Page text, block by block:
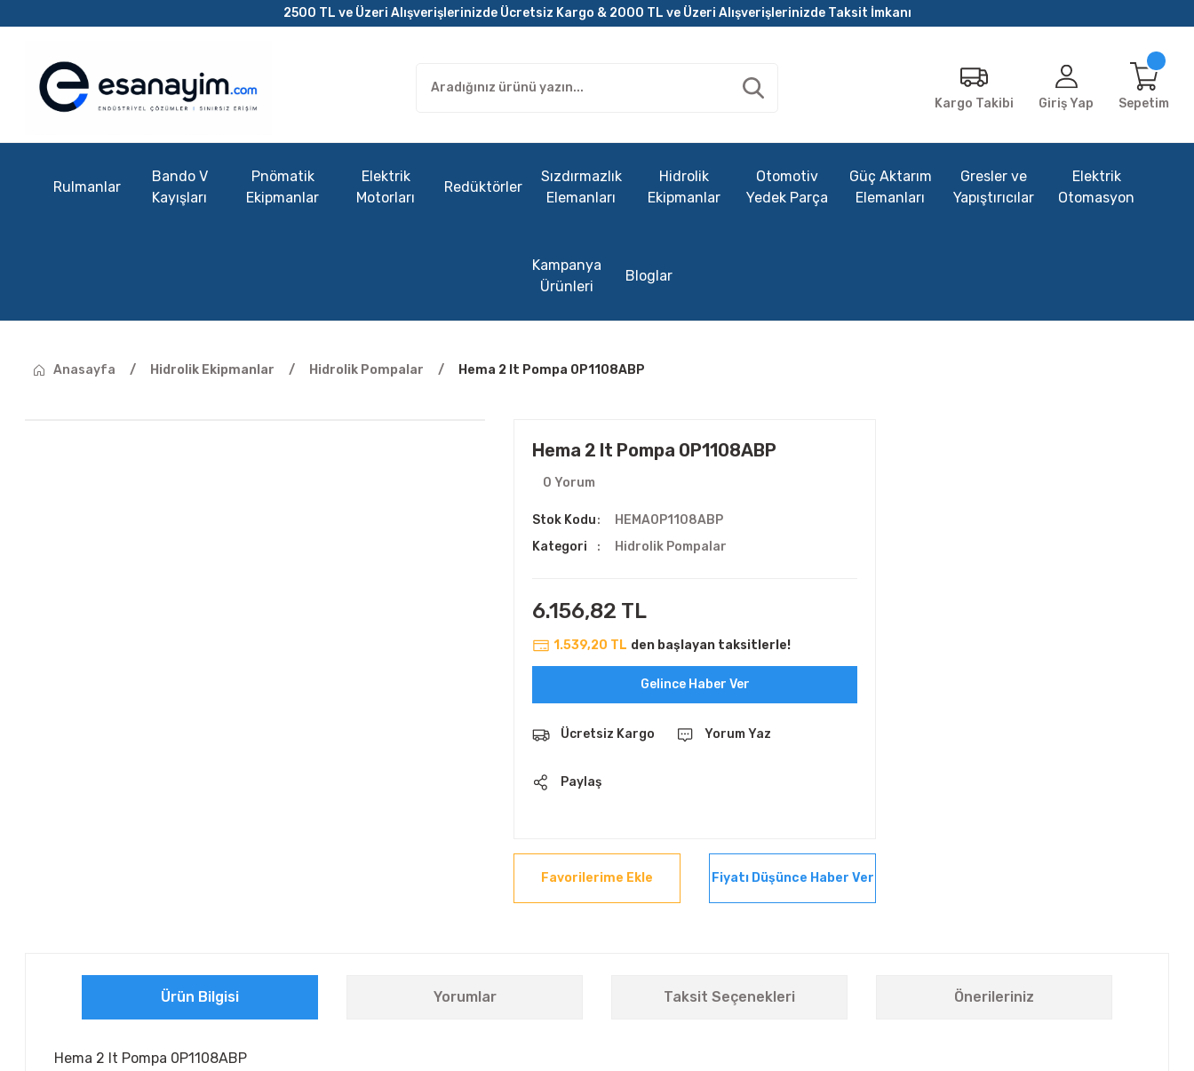
2500 TL ve Üzeri Alışverişlerinizde Ücretsiz Kargo & 2000 TL ve Üzeri Alışverişlerinizde Taksit İmkanı
Kargo Takibi Giriş Yap Sepetim
Rulmanlar
Bando V
Kayışları
Pnömatik
Ekipmanlar
Elektrik
Motorları
Redüktörler
Sızdırmazlık
Elemanları
Hidrolik
Ekipmanlar
Otomotiv
Yedek Parça
Güç Aktarım
Elemanları
Gresler ve
Yapıştırıcılar
Elektrik
Otomasyon
Kampanya
Ürünleri
Bloglar
Anasayfa Hidrolik Ekipmanlar Hidrolik Pompalar Hema 2 lt Pompa 0P1108ABP
Hema 2 lt Pompa 0P1108ABP
0 Yorum
Stok Kodu
HEMA0P1108ABP
Kategori
Hidrolik Pompalar
6.156,82 TL
1.539,20 TL den başlayan taksitlerle!
Gelince Haber Ver
Ücretsiz Kargo Yorum Yaz
Paylaş
Fiyatı Düşünce Haber Ver
Ürün Bilgisi Yorumlar Taksit Seçenekleri Önerileriniz
Hema 2 lt Pompa 0P1108ABP